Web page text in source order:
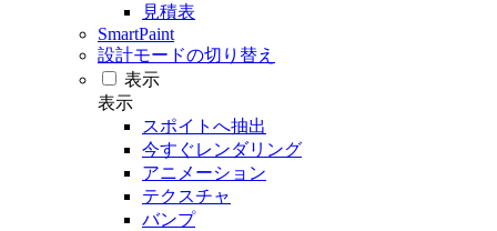
見積表
SmartPaint
設計モードの切り替え
表示
表示
スポイトへ抽出
今すぐレンダリング
アニメーション
テクスチャ
バンプ